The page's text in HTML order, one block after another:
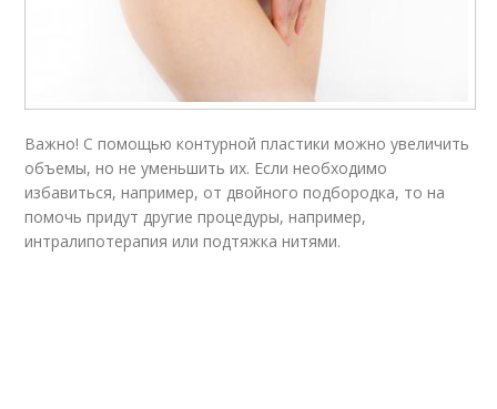
Важно! С помощью контурной пластики можно увеличить
объемы, но не уменьшить их. Если необходимо
избавиться, например, от двойного подбородка, то на
помочь придут другие процедуры, например,
интралипотерапия или подтяжка нитями.